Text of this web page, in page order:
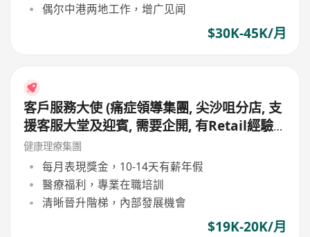
偶尔中港两地工作，增广见闻
$30K-45K/月
客戶服務大使 (痛症領導集團, 尖沙咀分店, 支
援客服大堂及迎賓, 需要企開, 有Retail經驗
更好, 月薪19,000 - 20,000, 無需銷售)
健康理療集團
每月表現獎金，10-14天有薪年假
醫療福利，專業在職培訓
清晰晉升階梯，內部發展機會
$19K-20K/月